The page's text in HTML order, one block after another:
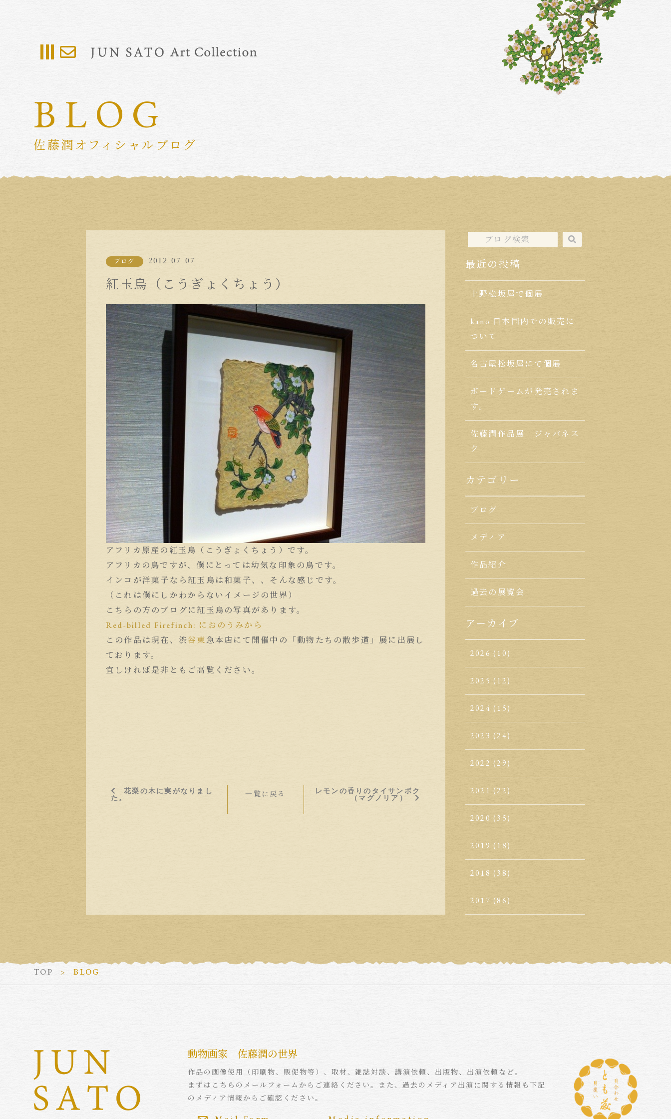
BLOG
佐藤潤オフィシャルブログ
ブログ 2012-07-07
紅玉鳥（こうぎょくちょう）
アフリカ原産の紅玉鳥（こうぎょくちょう）です。
アフリカの鳥ですが、僕にとっては幼気な印象の鳥です。
インコが洋菓子なら紅玉鳥は和菓子、、そんな感じです。
（これは僕にしかわからないイメージの世界）
こちらの方のブログに紅玉鳥の写真があります。
Red-billed Firefinch: におのうみから
この作品は現在、渋谷東急本店にて開催中の「動物たちの散歩道」展に出展し
ております。
宜しければ是非ともご高覧ください。
花梨の木に実がなりまし
た。
一覧に戻る
レモンの香りのタイサンボク
（マグノリア）
最近の投稿
上野松坂屋で個展
kano 日本国内での販売に
ついて
名古屋松坂屋にて個展
ボードゲームが発売されま
す。
佐藤潤作品展 ジャパネス
ク
カテゴリー
ブログ
メディア
作品紹介
過去の展覧会
アーカイブ
2026 (10)
2025 (12)
2024 (15)
2023 (24)
2022 (29)
2021 (22)
2020 (35)
2019 (18)
2018 (38)
2017 (86)
TOP BLOG
動物画家 佐藤潤の世界
作品の画像使用（印刷物、販促物等）、取材、雑誌対談、講演依頼、出版物、出演依頼など。
まずはこちらのメールフォームからご連絡ください。また、過去のメディア出演に関する情報も下記
のメディア情報からご確認ください。